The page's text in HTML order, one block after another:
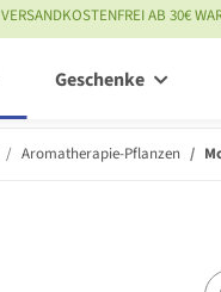
VERSANDKOSTENFREI AB 30€
Geschenke
Aromatherapie-Pflanzen